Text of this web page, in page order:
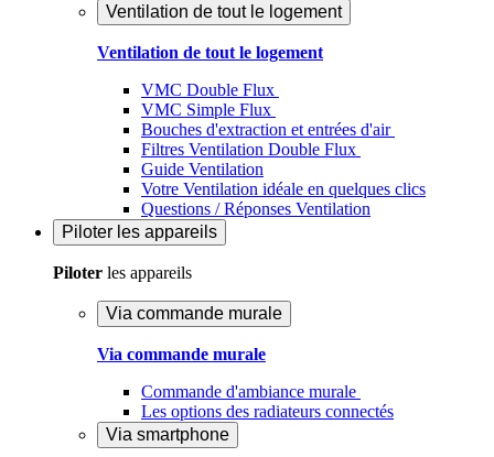
Ventilation de tout le logement
Ventilation de tout le logement
VMC Double Flux
VMC Simple Flux
Bouches d'extraction et entrées d'air
Filtres Ventilation Double Flux
Guide Ventilation
Votre Ventilation idéale en quelques clics
Questions / Réponses Ventilation
Piloter les appareils
Piloter les appareils
Via commande murale
Via commande murale
Commande d'ambiance murale
Les options des radiateurs connectés
Via smartphone